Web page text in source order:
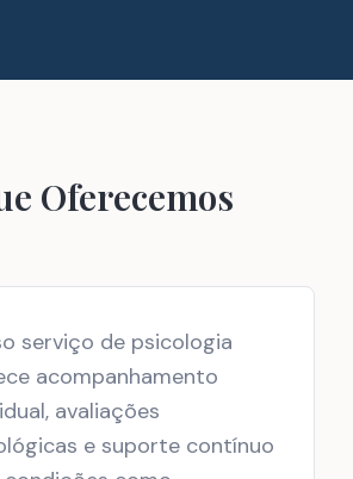
Oferecemos
serviço de psicologia
acompanhamento
avaliações
e suporte contínuo